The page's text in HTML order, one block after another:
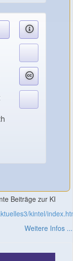
Beiträge zur KI
kintel/
Weitere Infos ...